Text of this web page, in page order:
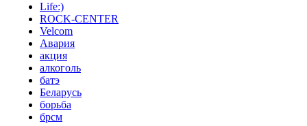
Life:)
ROCK-CENTER
Velcom
Авария
акция
алкоголь
батэ
Беларусь
борьба
брсм